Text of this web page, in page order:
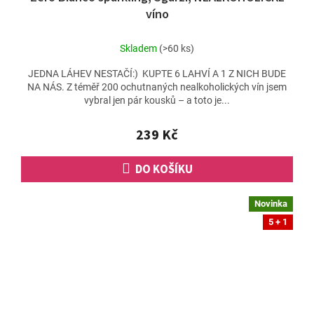
víno
Skladem (>60 ks)
239 Kč
DO KOŠÍKU
JEDNA LÁHEV NESTAČÍ:) KUPTE 6 LAHVÍ A 1 Z NICH BUDE
NA NÁS. Z téměř 200 ochutnaných nealkoholických vín jsem
vybral jen pár kousků – a toto je...
Novinka
5 + 1